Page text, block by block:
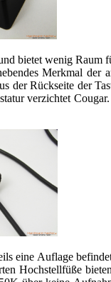
bietet wenig
Merkmal der
der Rückseite der
verzichtet
eine Auflage
Hochstellfüße